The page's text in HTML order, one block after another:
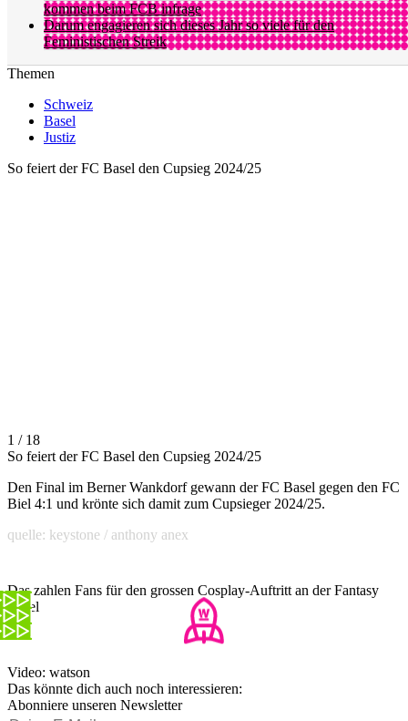
kommen beim FCB infrage
Darum engagieren sich dieses Jahr so viele für den
Feministischen Streik
Themen
Schweiz
Basel
Justiz
So feiert der FC Basel den Cupsieg 2024/25
1 / 18
So feiert der FC Basel den Cupsieg 2024/25
Den Final im Berner Wankdorf gewann der FC Basel gegen den FC
Biel 4:1 und krönte sich damit zum Cupsieger 2024/25.
quelle: keystone / anthony anex
Das zahlen Fans für den grossen Cosplay-Auftritt an der Fantasy
Basel
Video: watson
Das könnte dich auch noch interessieren:
Abonniere unseren Newsletter